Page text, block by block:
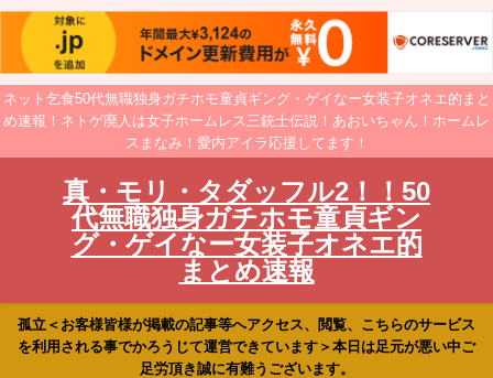
ネット乞食50代無職独身ガチホモ童貞ギング・ゲイなー女装子オネエ的まと
め速報！ネトゲ廃人は女子ホームレス三銃士伝説！あおいちゃん！ホームレ
スまなみ！愛内アイラ応援してます！
真・モリ・タダッフル2！！50
代無職独身ガチホモ童貞ギン
グ・ゲイなー女装子オネエ的
まとめ速報
孤立＜お客様皆様が掲載の記事等へアクセス、閲覧、こちらのサービス
を利用される事でかろうじて運営できています＞本日は足元が悪い中ご
足労頂き誠に有難うございます。